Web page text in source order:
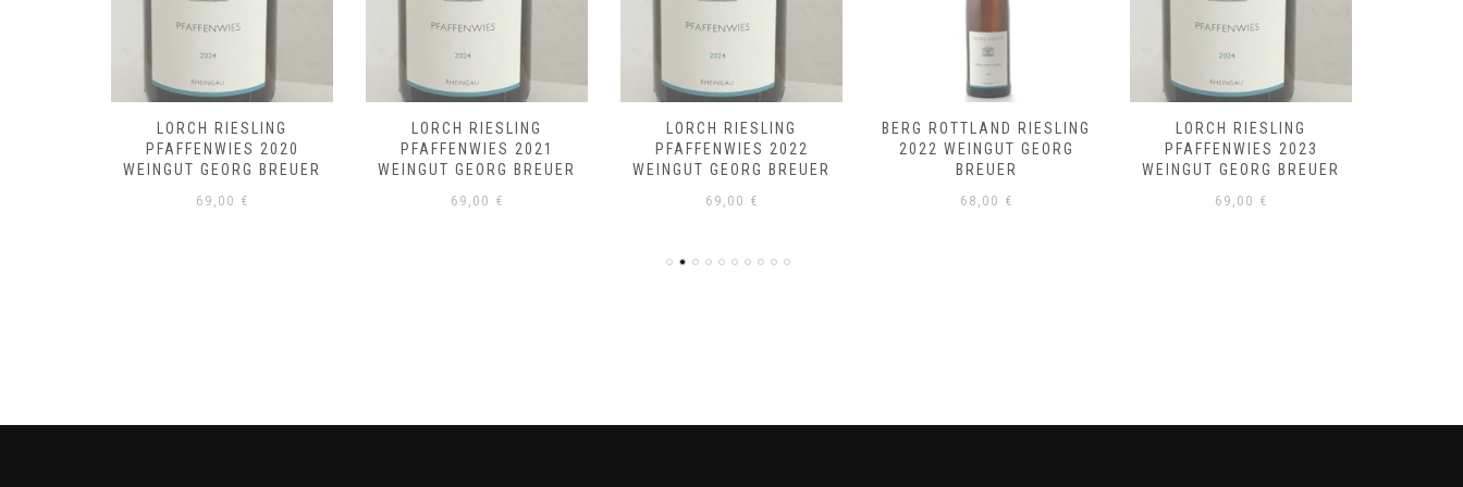
LORCH RIESLING
PFAFFENWIES 2020
WEINGUT GEORG BREUER
69,00 €
LORCH RIESLING
PFAFFENWIES 2021
WEINGUT GEORG BREUER
69,00 €
LORCH RIESLING
PFAFFENWIES 2022
WEINGUT GEORG BREUER
69,00 €
BERG ROTTLAND RIESLING
2022 WEINGUT GEORG
BREUER
68,00 €
LORCH RIESLING
PFAFFENWIES 2023
WEINGUT GEORG BREUER
69,00 €